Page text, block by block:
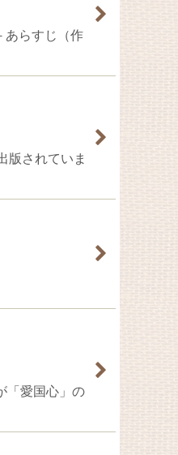
あらすじ（作
版されていま
「愛国心」の